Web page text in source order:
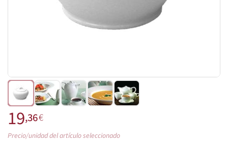
19,36€
Precio/unidad del artículo seleccionado